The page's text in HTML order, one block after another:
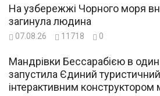
На узбережжі Чорного моря
загинула людина
07.08.26 11718 0
Мандрівки Бессарабією в
запустила Єдиний туристичний
інтерактивним конструктором